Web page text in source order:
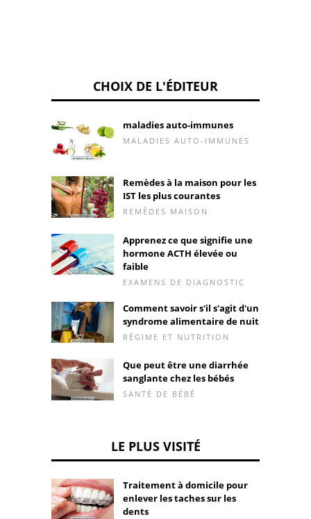
CHOIX DE L'ÉDITEUR
maladies auto-immunes
MALADIES AUTO-IMMUNES
Remèdes à la maison pour les
IST les plus courantes
REMÈDES MAISON
Apprenez ce que signifie une
hormone ACTH élevée ou
faible
EXAMENS DE DIAGNOSTIC
Comment savoir s'il s'agit d'un
syndrome alimentaire de nuit
RÉGIME ET NUTRITION
Que peut être une diarrhée
sanglante chez les bébés
SANTÉ DE BÉBÉ
LE PLUS VISITÉ
Traitement à domicile pour
enlever les taches sur les
dents